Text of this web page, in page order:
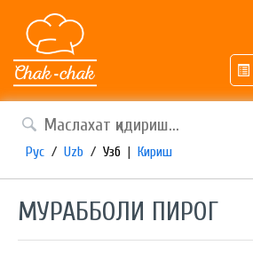
Рус / Uzb / Узб | Кириш
МУРАББОЛИ ПИРОГ